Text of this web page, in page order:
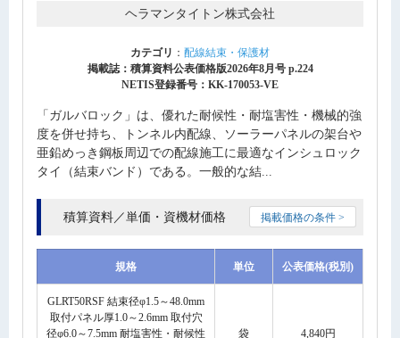
ヘラマンタイトン株式会社
カテゴリ ： 配線結束・保護材
掲載誌：積算資料公表価格版2026年8月号 p.224
NETIS登録番号：KK-170053-VE
「ガルバロック」は、優れた耐候性・耐塩害性・機械的強
度を併せ持ち、トンネル内配線、ソーラーパネルの架台や
亜鉛めっき鋼板周辺での配線施工に最適なインシュロック
タイ（結束バンド）である。一般的な結...
積算資料／単価・資機材価格 掲載価格の条件 >
規格 単位 公表価格(税別)
GLRT50RSF 結束径φ1.5～48.0mm
取付パネル厚1.0～2.6mm 取付穴
径φ6.0～7.5mm 耐塩害性・耐候性
袋 4,840円